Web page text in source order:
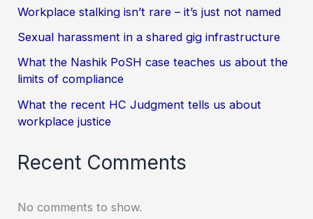
Workplace stalking isn’t rare – it’s just not named
Sexual harassment in a shared gig infrastructure
What the Nashik PoSH case teaches us about the
limits of compliance
What the recent HC Judgment tells us about
workplace justice
Recent Comments
No comments to show.